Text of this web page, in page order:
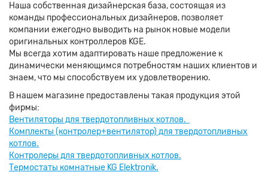
Наша собственная дизайнерская база, состоящая из
команды профессиональных дизайнеров, позволяет
компании ежегодно выводить на рынок новые модели
оригинальных контроллеров KGE.
Мы всегда хотим адаптировать наше предложение к
динамически меняющимся потребностям наших клиентов и
знаем, что мы способствуем их удовлетворению.
В нашем магазине предоставлены такая продукция этой
фирмы:
Вентиляторы для твердотопливных котлов.
Комплекты (контролер+вентилятор) для твердотопливных
котлов.
Контролеры для твердотопливных котлов.
Термостаты комнатные KG Elektronik.